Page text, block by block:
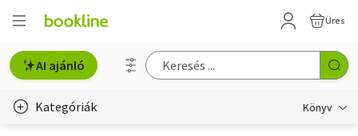
Üres
AI ajánló
Kategóriák Könyv